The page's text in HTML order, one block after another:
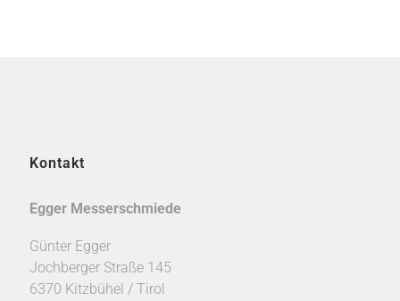
Kontakt
Egger Messerschmiede
Günter Egger
Jochberger Straße 145
6370 Kitzbühel / Tirol